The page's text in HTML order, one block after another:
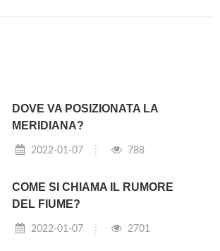
DOVE VA POSIZIONATA LA
MERIDIANA?
2022-01-07 788
COME SI CHIAMA IL RUMORE
DEL FIUME?
2022-01-07 2701